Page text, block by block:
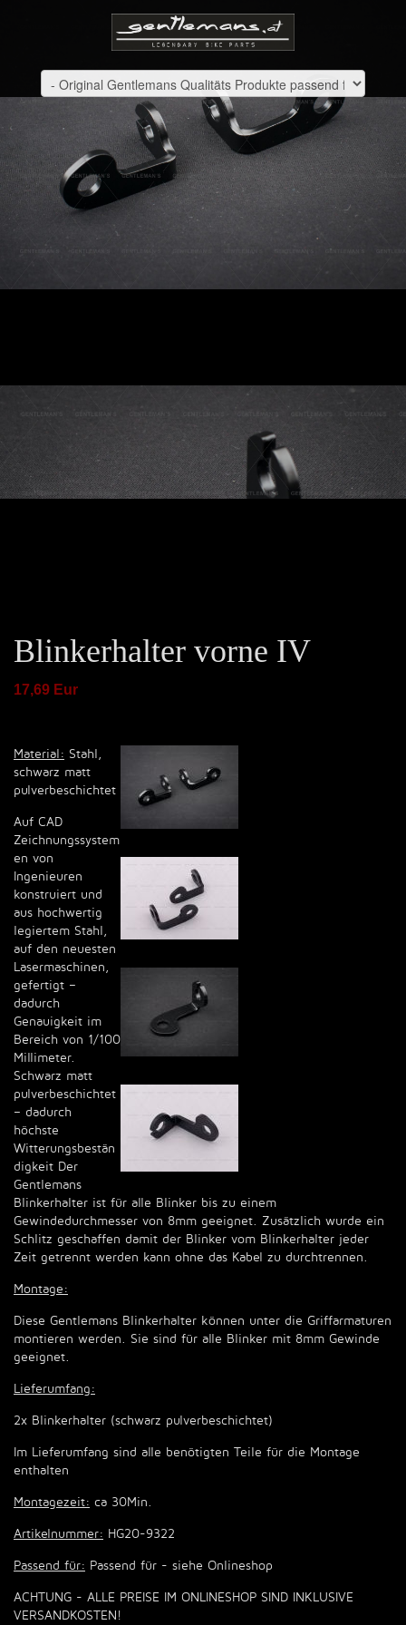
Previous Next
Blinkerhalter vorne IV
17,69 Eur
Material: Stahl,
schwarz matt
pulverbeschichtet
Auf CAD
Zeichnungssystem
en von
Ingenieuren
konstruiert und
aus hochwertig
legiertem Stahl,
auf den neuesten
Lasermaschinen,
gefertigt –
dadurch
Genauigkeit im
Bereich von 1/100
Millimeter.
Schwarz matt
pulverbeschichtet
– dadurch
höchste
Witterungsbestän
digkeit Der
Gentlemans
Blinkerhalter ist für alle Blinker bis zu einem
Gewindedurchmesser von 8mm geeignet. Zusätzlich wurde ein
Schlitz geschaffen damit der Blinker vom Blinkerhalter jeder
Zeit getrennt werden kann ohne das Kabel zu durchtrennen.
Montage:
Diese Gentlemans Blinkerhalter können unter die Griffarmaturen
montieren werden. Sie sind für alle Blinker mit 8mm Gewinde
geeignet.
Lieferumfang:
2x Blinkerhalter (schwarz pulverbeschichtet)
Im Lieferumfang sind alle benötigten Teile für die Montage
enthalten
Montagezeit: ca 30Min.
Artikelnummer: HG20-9322
Passend für: Passend für - siehe Onlineshop
ACHTUNG - ALLE PREISE IM ONLINESHOP SIND INKLUSIVE
VERSANDKOSTEN!